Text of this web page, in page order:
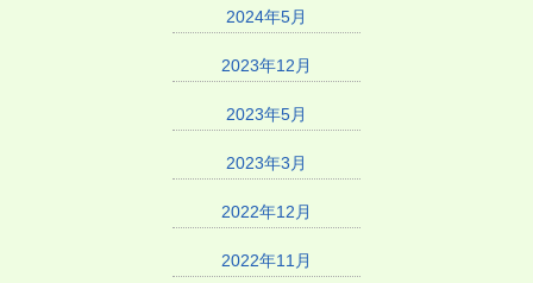
2024年5月
2023年12月
2023年5月
2023年3月
2022年12月
2022年11月